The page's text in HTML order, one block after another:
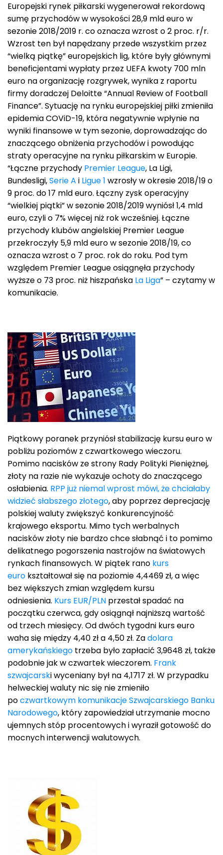
Europejski rynek piłkarski wygenerował rekordową
sumę przychodów w wysokości 28,9 mld euro w
sezonie 2018/2019 r. co oznacza wzrost o 2 proc. r/r.
Wzrost ten był napędzany przede wszystkim przez
“wielką piątkę” europejskich lig, które były głównymi
beneficjentami wypłaty przez UEFA kwoty 700 mln
euro na organizację rozgrywek, wynika z raportu
firmy doradczej Deloitte “Annual Review of Football
Finance”. Sytuację na rynku europejskiej piłki zmieniła
epidemia COViD-19, która negatywnie wpłynie na
wyniki finansowe w tym sezonie, doprowadzając do
znaczącego obniżenia przychodów i powodując
straty operacyjne na rynku piłkarskim w Europie.
“Łączne przychody Premier League, La Ligi,
Bundesligi,Serie A i Ligue 1 wzrosły w okresie 2018/19 o
9 proc. do 17 mld euro. Łączny zysk operacyjny
“wielkiej piątki” w sezonie 2018/2019 wyniósł 1,4 mld
euro, czyli o 7% więcej niż rok wcześniej. Łączne
przychody klubów angielskiej Premier League
przekroczyły 5,9 mld euro w sezonie 2018/19, co
oznacza wzrost o 7 proc. rok do roku. Pod tym
względem Premier League osiągnęła przychody
wyższe o 73 proc. niż hiszpańska La Liga” – czytamy w
komunikacie.
Piątkowy poranek przyniósł stabilizację kursu euro w
pobliżu poziomów z czwartkowego wieczoru.
Pomimo nacisków ze strony Rady Polityki Pieniężnej,
złoty na razie nie wykazuje ochoty do znaczącego
osłabienia. RPP już niemal wprost mówi, że chciałaby
widzieć słabszego złotego, aby poprzez deprecjację
polskiej waluty zwiększyć konkurencyjność
krajowego eksportu. Mimo tych werbalnych
nacisków złoty nie bardzo chce słabnąć i to pomimo
delikatnego pogorszenia nastrojów na światowych
rynkach finansowych. W piątek rano kurs
euro kształtował się na poziomie 4,4469 zł, a więc
bez większych zmian względem kursu
odniesienia. Kurs EUR/PLN przestał spadać na
początku czerwca, gdy osiągnął najniższą wartość
od trzech miesięcy. Od dwóch tygodni kurs euro
waha się między 4,40 zł a 4,50 zł. Zadolara
amerykańskiego trzeba było zapłacić 3,9648 zł, także
podobnie jak w czwartek wieczorem. Frank
szwajcarski wyceniany był na 4,1717 zł. W przypadku
helweckiej waluty nic się nie zmieniło
poczwartkowym komunikacje Szwajcarskiego Banku
Narodowego, który zapowiedział utrzymanie mocno
ujemnych stóp procentowych i wyraził gotowość do
mocnych interwencji walutowych.